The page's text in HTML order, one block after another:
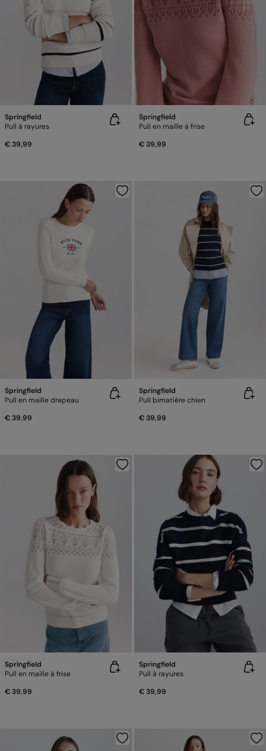
Springfield
Pull à rayures
€ 39,99
Springfield
Pull en maille à frise
€ 39,99
Springfield
Pull en maille drapeau
€ 39,99
Springfield
Pull bimatière chien
€ 39,99
Springfield
Pull en maille à frise
€ 39,99
Springfield
Pull à rayures
€ 39,99